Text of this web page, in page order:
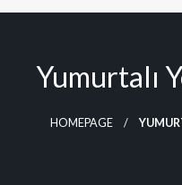
Yumurtalı
HOMEPAGE